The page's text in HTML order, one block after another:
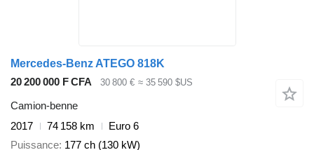
Mercedes-Benz ATEGO 818K
20 200 000 F CFA
30 800 € ≈ 35 590 $US
Camion-benne
2017
74 158 km
Euro 6
Puissance 177 ch (130 kW)